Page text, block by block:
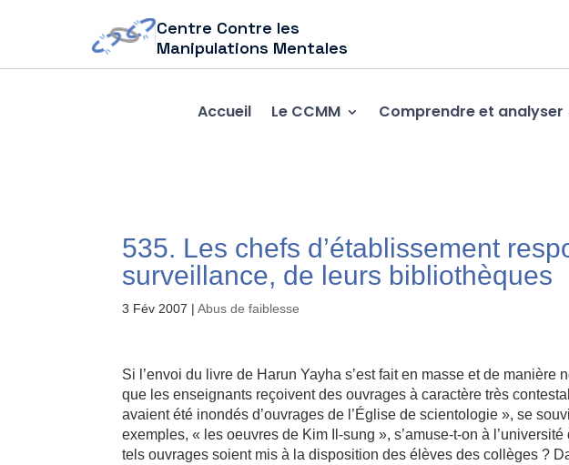
Centre Contre les
Manipulations Mentales
Accueil Le CCMM Comprendre et analyser
535. Les chefs d’établissement
surveillance, de leurs bibliothèques
3 Fév 2007 |Abus de faiblesse
Si l’envoi du livre de Harun Yayha s’est fait en masse et de manière
que les enseignants reçoivent des ouvrages à caractère très
avaient été inondés d’ouvrages de l’Église de scientologie », se
exemples, « les oeuvres de Kim Il-sung », s’amuse-t-on à
tels ouvrages soient mis à la disposition des élèves des collèges ?